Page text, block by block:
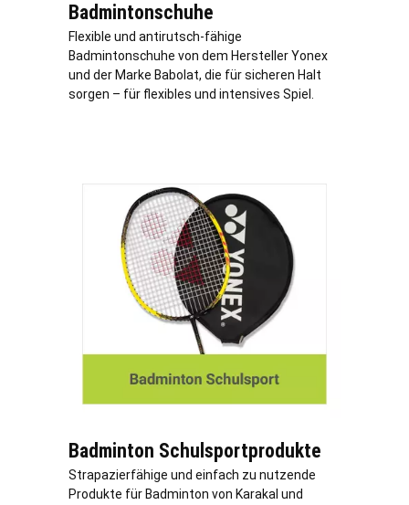
Badmintonschuhe
Flexible und antirutsch-fähige
Badmintonschuhe von dem Hersteller Yonex
und der Marke Babolat, die für sicheren Halt
sorgen – für flexibles und intensives Spiel.
Badminton Schulsportprodukte
Strapazierfähige und einfach zu nutzende
Produkte für Badminton von Karakal und